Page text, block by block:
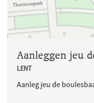
Aanleggen jeu
LENT
Aanleg jeu de